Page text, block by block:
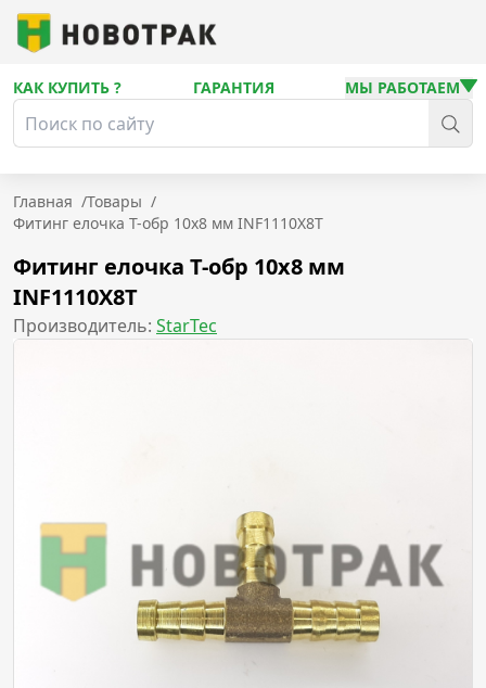
КАК КУПИТЬ ? ГАРАНТИЯ МЫ РАБОТАЕМ
Главная /Товары /
Фитинг елочка Т-обр 10х8 мм INF1110X8T
Фитинг елочка Т-обр 10х8 мм
INF1110X8T
Производитель: StarTec